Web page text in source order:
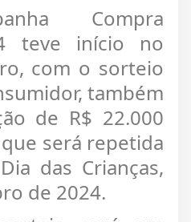
Compra
teve início no
com o sorteio
também
de R$ 22.000
será repetida
das Crianças,
de 2024.